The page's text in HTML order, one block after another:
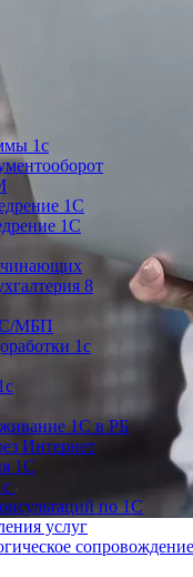
1с
1С
1С
8
МБП
1с
1С в РБ
Интернет
1С
по 1С
услуг